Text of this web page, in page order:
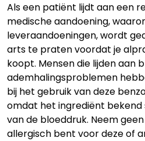
Als een patiënt lijdt aan een
medische aandoening,
leveraandoeningen, wordt
arts te praten voordat je
koopt. Mensen die lijden aan
ademhalingsproblemen
bij het gebruik van deze
omdat het ingrediënt
van de bloeddruk. Neem
allergisch bent voor deze of